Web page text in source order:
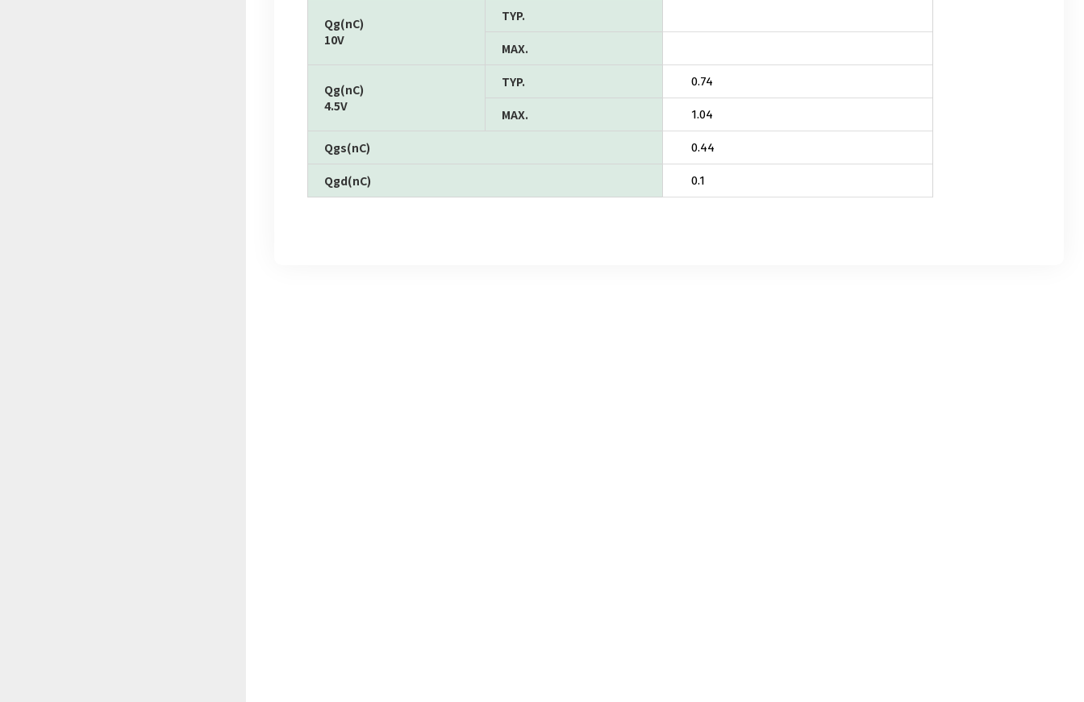
Qg(nC)
10V
TYP.
MAX.
Qg(nC)
4.5V
TYP. 0.74
MAX. 1.04
Qgs(nC) 0.44
Qgd(nC) 0.1